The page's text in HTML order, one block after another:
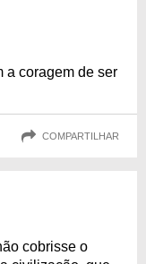
a coragem de ser
COMPARTILHAR
cobrisse o